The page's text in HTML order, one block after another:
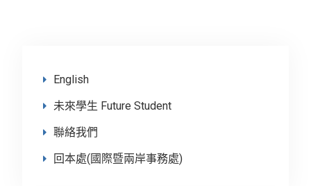
English
未來學生 Future Student
聯絡我們
回本處(國際暨兩岸事務處)